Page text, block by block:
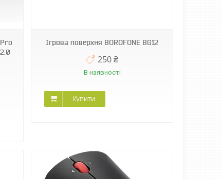
Ігрова поверхня BOROFONE BG12
250 ₴
В наявності
Купити